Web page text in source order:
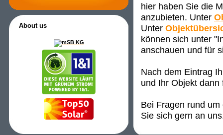
About us
hier haben Sie die
anzubieten. Unter
Unter
können sich unter
anschauen und für
Nach dem Eintrag
und Ihr Objekt dann
Bei Fragen rund
Sie sich gern an